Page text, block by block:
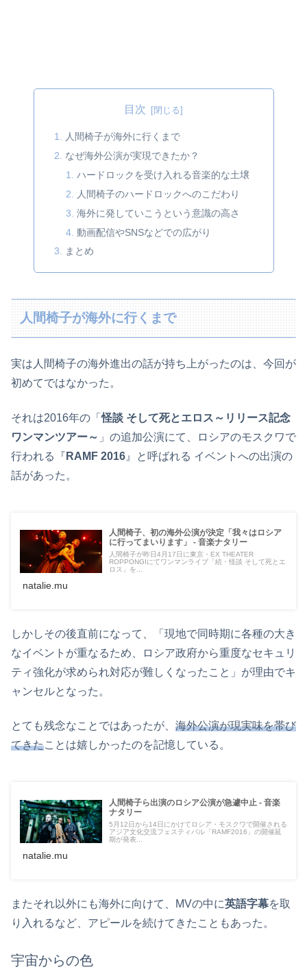
目次
人間椅子が海外に行くまで
なぜ海外公演が実現できたか？
ハードロックを受け入れる音楽的な土壌
人間椅子のハードロックへのこだわり
海外に発していこうという意識の高さ
動画配信やSNSなどでの広がり
まとめ
人間椅子が海外に行くまで
実は人間椅子の海外進出の話が持ち上がったのは、今回が
初めてではなかった。
それは2016年の「怪談 そして死とエロス～リリース記念
ワンマンツアー～ 」の追加公演にて、ロシアのモスクワで
行われる『 RAMF 2016 』と呼ばれる イベントへの出演の
話があった。
人間椅子、初の海外公演が決定「我々はロシア
に行ってまいります」 - 音楽ナタリー
人間椅子が昨日4月17日に東京・EX THEATER
ROPPONGIにてワンマンライブ「続・怪談 そして死とエ
ロス」を...
natalie.mu
しかしその後直前になって、「現地で同時期に各種の大き
なイベントが重なるため、ロシア政府から重度なセキュリ
ティ強化が求められ対応が難しくなったこと」が理由でキ
ャンセルとなった。
とても残念なことではあったが、 海外公演が現実味を帯び
てきたことは嬉しかったのを記憶している。
人間椅子ら出演のロシア公演が急遽中止 - 音楽
ナタリー
5月12日から14日にかけてロシア・モスクワで開催される
アジア文化交流フェスティバル「RAMF2016」の開催延
期が発表...
natalie.mu
またそれ以外にも海外に向けて、MVの中に英語字幕を取
り入れるなど、アピールを続けてきたこともあった。
宇宙からの色